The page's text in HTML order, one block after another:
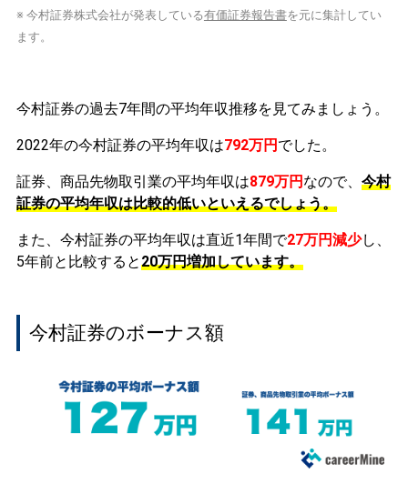
※ 今村証券株式会社が発表している有価証券報告書を元に集計してい
ます。
今村証券の過去7年間の平均年収推移を見てみましょう。
2022年の今村証券の平均年収は792万円 でした。
証券、商品先物取引業の平均年収は879万円 なので、 今村
証券の平均年収は比較的低いといえるでしょう。
また、今村証券の平均年収は直近1年間で27万円減少し、
5年前と比較すると20万円増加しています。
今村証券のボーナス額